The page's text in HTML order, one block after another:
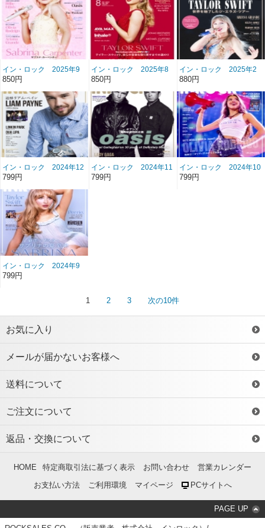
イン・ロック 2025年9
月号 雑誌/BN-501
850円
イン・ロック 2025年8
月号 雑誌/BN-500
850円
イン・ロック 2025年2
月号 雑誌/BN-494
880円
イン・ロック 2024年12
月号 雑誌/BN-492
799円
イン・ロック 2024年11
月号 雑誌/BN-491
799円
イン・ロック 2024年10
月号 雑誌/BN-490
799円
イン・ロック 2024年9
月号 雑誌/BN-489
799円
1 2 3 次の10件
お気に入り
メールが届かないお客様へ
送料について
ご注文について
返品・交換について
HOME 特定商取引法に基づく表示 お問い合わせ
営業カレンダー
お支払い方法
ご利用環境 マイページ PCサイトへ
PAGE UP